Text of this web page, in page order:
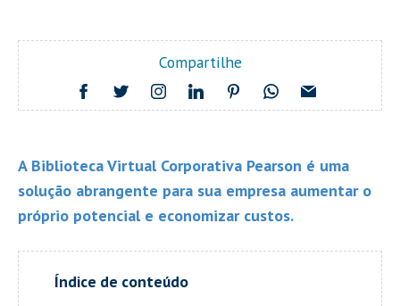
Compartilhe
A Biblioteca Virtual Corporativa Pearson é uma
solução abrangente para sua empresa aumentar o
próprio potencial e economizar custos.